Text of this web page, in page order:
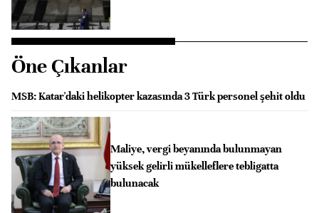
Öne Çıkanlar
MSB: Katar'daki helikopter kazasında 3 Türk personel şehit oldu
Maliye, vergi beyanında bulunmayan
yüksek gelirli mükelleflere tebligatta
bulunacak